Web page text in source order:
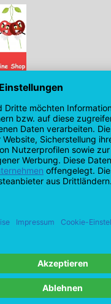
- Ihr E-Zigaretten
Hirschaid
Kirschlolli.de – Ihr E-